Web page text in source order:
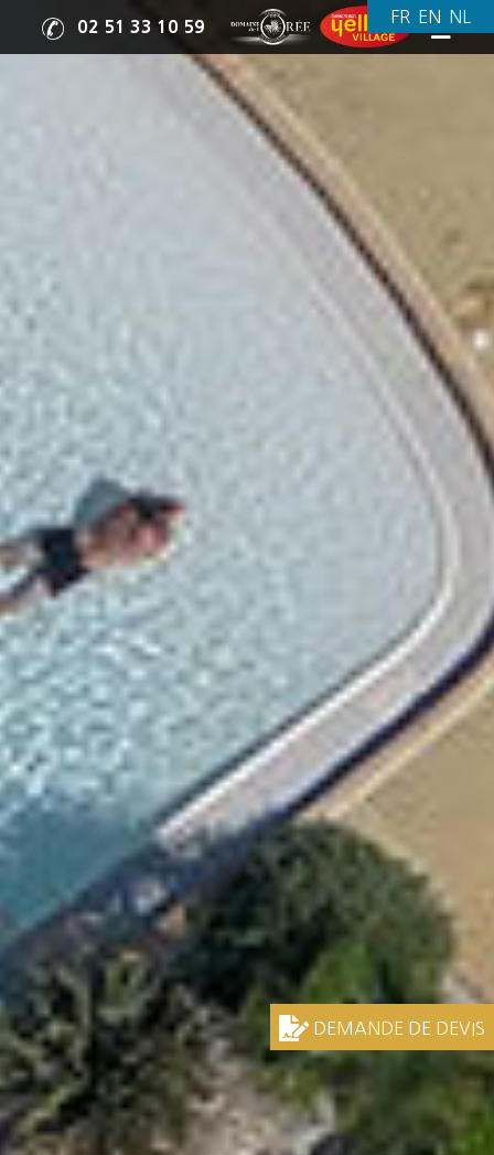
02 51 33 10 59
DEMANDE DE DEVIS